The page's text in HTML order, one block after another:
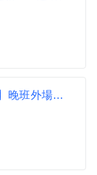
【雛菊見DAISY HOUSE-台中南屯店】晚班外場計時人員